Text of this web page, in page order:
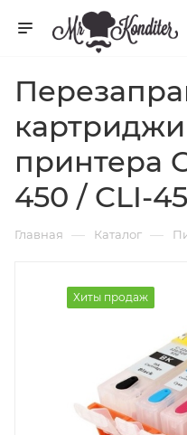
принтера
450 / CLI-
Главная — Каталог —
Хиты продаж